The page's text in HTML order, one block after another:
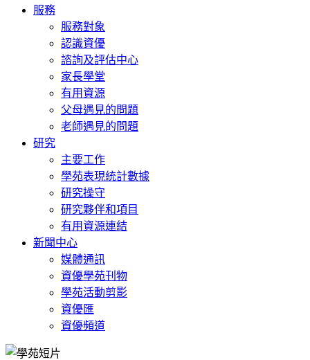
服務
服務對象
認識資優
諮詢及評估中心
家長學堂
有用資源
父母遇見的問題
老師遇見的問題
研究
主要工作
學苑表現統計數據
研究操守
研究夥伴和項目
有用資源連結
新聞中心
媒體通訊
資優學苑刊物
學苑活動剪影
資優匯
資優頻道